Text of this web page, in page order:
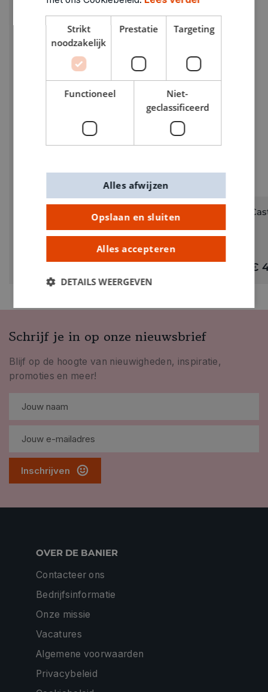
€
Schrijf je in op onze nieuwsbrief
Blijf op de hoogte van nieuwigheden, inspiratie,
promoties en meer!
Inschrijven
OVER DE BANIER
Contacteer ons
Bedrijfsinformatie
Onze missie
Vacatures
Algemene voorwaarden
Privacybeleid
Strikt
noodzakelijk
Prestatie Targeting
Functioneel
Niet-
geclassificeerd
Opslaan en sluiten
Alles accepteren
Alles afwijzen
DETAILS WEERGEVEN